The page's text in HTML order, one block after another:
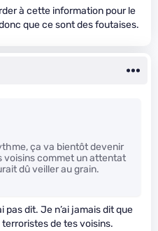
à cette information pour le
que ce sont des foutaises.
ça va bientôt devenir
voisins commet un attentat
dû veiller au grain.
pas dit. Je n’ai jamais dit que
de tes voisins.